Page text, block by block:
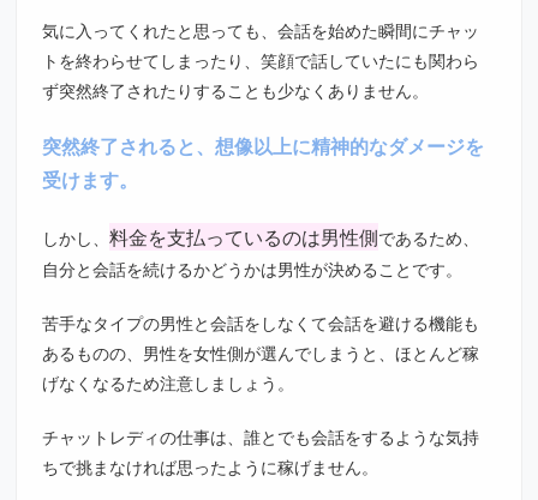
気に入ってくれたと思っても、会話を始めた瞬間にチャッ
トを終わらせてしまったり、笑顔で話していたにも関わら
ず突然終了されたりすることも少なくありません。
突然終了されると、想像以上に精神的なダメージを
受けます。
しかし、料金を支払っているのは男性側であるため、
自分と会話を続けるかどうかは男性が決めることです。
苦手なタイプの男性と会話をしなくて会話を避ける機能も
あるものの、男性を女性側が選んでしまうと、ほとんど稼
げなくなるため注意しましょう。
チャットレディの仕事は、誰とでも会話をするような気持
ちで挑まなければ思ったように稼げません。